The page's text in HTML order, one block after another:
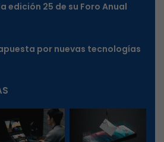
edición 25 de su Foro Anual
por nuevas tecnologías